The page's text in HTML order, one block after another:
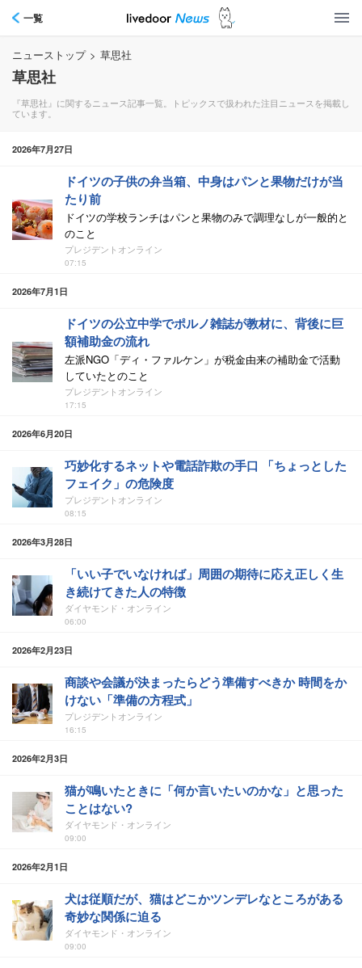
一覧
ニューストップ > 草思社
草思社
『草思社』に関するニュース記事一覧。トピックスで扱われた注目ニュースを掲載し
ています。
2026年7月27日
ドイツの子供の弁当箱、中身はパンと果物だけが当
たり前
ドイツの学校ランチはパンと果物のみで調理なしが一般的と
のこと
プレジデントオンライン
07:15
2026年7月1日
ドイツの公立中学でポルノ雑誌が教材に、背後に巨
額補助金の流れ
左派NGO「ディ・ファルケン」が税金由来の補助金で活動
していたとのこと
プレジデントオンライン
17:15
2026年6月20日
巧妙化するネットや電話詐欺の手口 「ちょっとした
フェイク」の危険度
プレジデントオンライン
08:15
2026年3月28日
「いい子でいなければ」周囲の期待に応え正しく生
き続けてきた人の特徴
ダイヤモンド・オンライン
06:00
2026年2月23日
商談や会議が決まったらどう準備すべきか 時間をか
けない「準備の方程式」
プレジデントオンライン
16:15
2026年2月3日
猫が鳴いたときに「何か言いたいのかな」と思った
ことはない?
ダイヤモンド・オンライン
09:00
2026年2月1日
犬は従順だが、猫はどこかツンデレなところがある
奇妙な関係に迫る
ダイヤモンド・オンライン
09:00